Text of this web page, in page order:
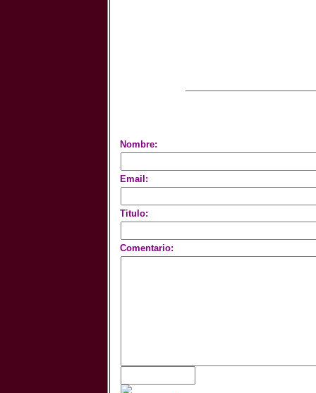
Nombre:
Email:
Titulo:
Comentario: